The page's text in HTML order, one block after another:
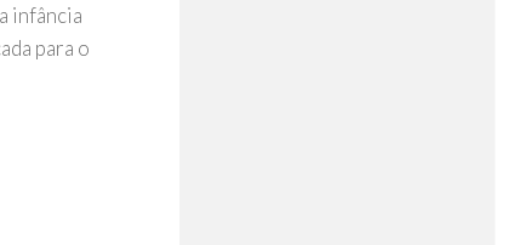
infância
para o